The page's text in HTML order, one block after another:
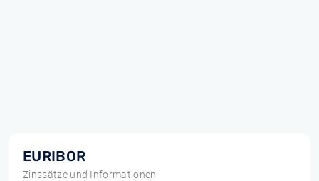
EURIBOR
Zinssätze und Informationen